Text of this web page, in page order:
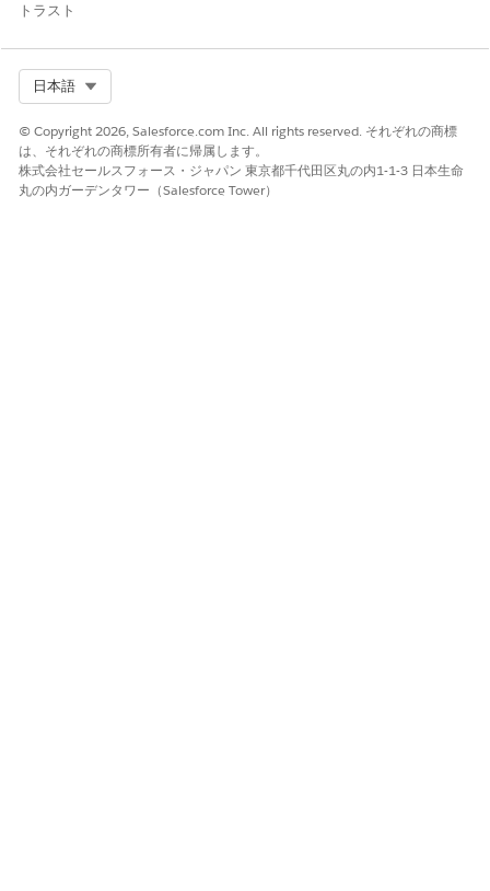
トラスト
日本語
© Copyright 2026, Salesforce.com Inc. All rights reserved. それぞれの商標
は、それぞれの商標所有者に帰属します。
株式会社セールスフォース・ジャパン 東京都千代田区丸の内1-1-3 日本生命
丸の内ガーデンタワー（Salesforce Tower）